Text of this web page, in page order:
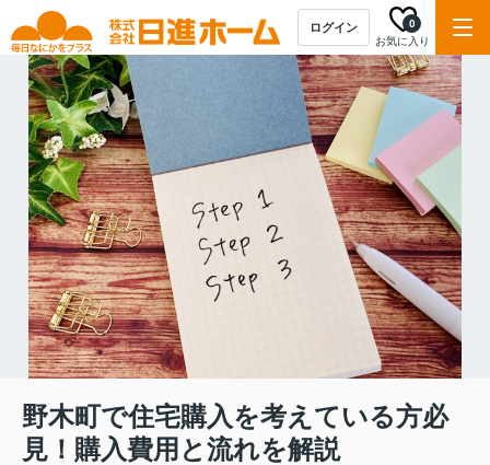
ログイン
お気に入り
0
野木町で住宅購入を考えている方必
見！購入費用と流れを解説